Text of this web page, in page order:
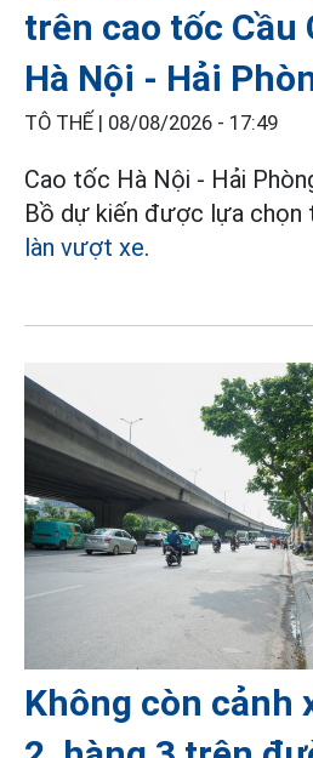
trên cao tốc Cầu
Hà Nội - Hải
TÔ THẾ | 08/08/2026 - 17:49
Cao tốc Hà Nội - Hải
Bồ dự kiến được lựa
làn vượt xe.
Không còn cảnh